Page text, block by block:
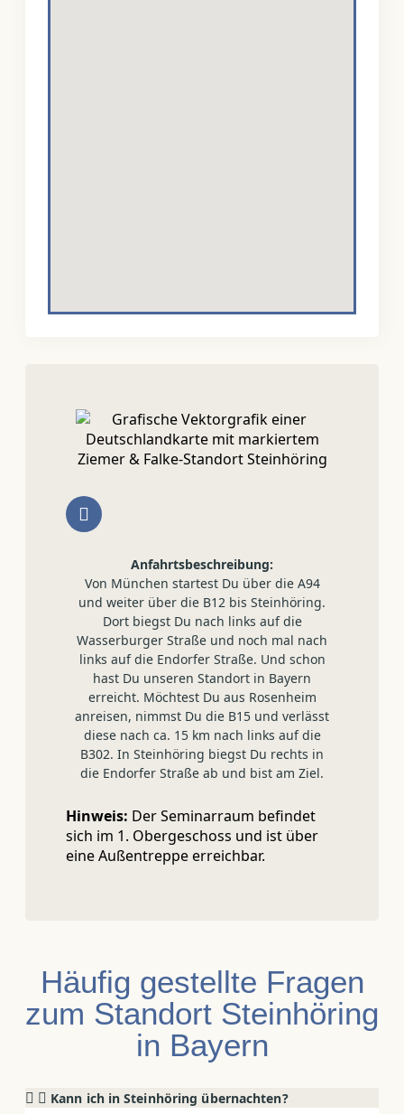
Anfahrtsbeschreibung:
Von München startest Du über die A94
und weiter über die B12 bis Steinhöring.
Dort biegst Du nach links auf die
Wasserburger Straße und noch mal nach
links auf die Endorfer Straße. Und schon
hast Du unseren Standort in Bayern
erreicht. Möchtest Du aus Rosenheim
anreisen, nimmst Du die B15 und verlässt
diese nach ca. 15 km nach links auf die
B302. In Steinhöring biegst Du rechts in
die Endorfer Straße ab und bist am Ziel.
Hinweis: Der Seminarraum befindet
sich im 1. Obergeschoss und ist über
eine Außentreppe erreichbar.
Häufig gestellte Fragen
zum Standort Steinhöring
in Bayern
Kann ich in Steinhöring übernachten?